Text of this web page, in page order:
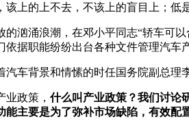
该上的上不去，不该上的盲目上；
的汹涌浪潮，在邓小平同志“轿车可
依据职能纷纷出台各种文件管理汽车
汽车背景和情愫的时任国务院副总
业政策， 什么叫产业政策？我们讨论
能主要是为了弥补市场缺陷，有效配